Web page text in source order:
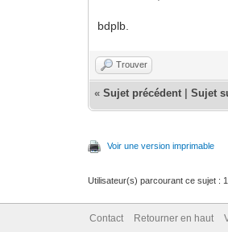
bdplb.
Trouver
«Sujet précédent |Sujet
Voir une version imprimable
Utilisateur(s) parcourant ce sujet :
Contact Retourner en haut